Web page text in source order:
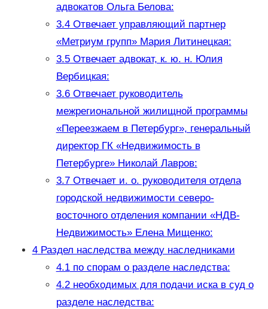
адвокатов Ольга Белова:
3.4Отвечает управляющий партнер
«Метриум групп» Мария Литинецкая:
3.5Отвечает адвокат, к. ю. н. Юлия
Вербицкая:
3.6Отвечает руководитель
межрегиональной жилищной программы
«Переезжаем в Петербург», генеральный
директор ГК «Недвижимость в
Петербурге» Николай Лавров:
3.7Отвечает и. о. руководителя отдела
городской недвижимости северо-
восточного отделения компании «НДВ-
Недвижимость» Елена Мищенко:
4Раздел наследства между наследниками
4.1по спорам о разделе наследства:
4.2необходимых для подачи иска в суд о
разделе наследства: